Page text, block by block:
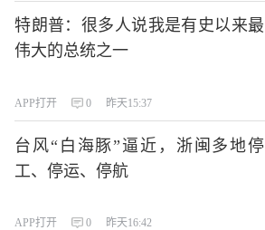
特朗普：很多人说我是有史以来最
伟大的总统之一
APP打开 0 昨天15:37
台风“白海豚”逼近，浙闽多地停
工、停运、停航
APP打开 0 昨天16:42